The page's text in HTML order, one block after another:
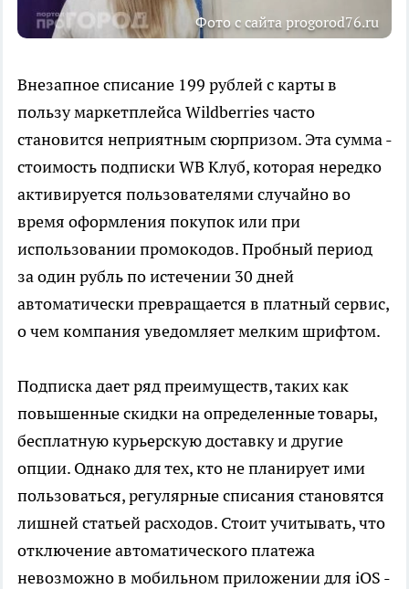
Фото с сайта progorod76.ru
Внезапное списание 199 рублей с карты в
пользу маркетплейса Wildberries часто
становится неприятным сюрпризом. Эта сумма -
стоимость подписки WB Клуб, которая нередко
активируется пользователями случайно во
время оформления покупок или при
использовании промокодов. Пробный период
за один рубль по истечении 30 дней
автоматически превращается в платный сервис,
о чем компания уведомляет мелким шрифтом.
Подписка дает ряд преимуществ, таких как
повышенные скидки на определенные товары,
бесплатную курьерскую доставку и другие
опции. Однако для тех, кто не планирует ими
пользоваться, регулярные списания становятся
лишней статьей расходов. Стоит учитывать, что
отключение автоматического платежа
невозможно в мобильном приложении для iOS -